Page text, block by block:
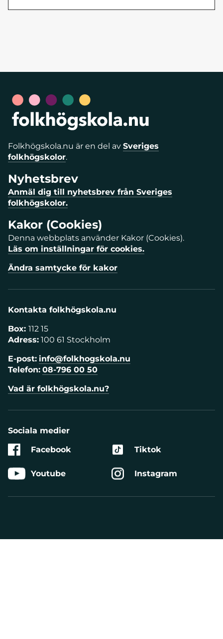
Folkhögskola.nu är en del av Sveriges
folkhögskolor.
Nyhetsbrev
Anmäl dig till nyhetsbrev från Sveriges
folkhögskolor.
Kakor (Cookies)
Denna webbplats använder Kakor (Cookies).
Läs om inställningar för cookies.
Ändra samtycke för kakor
Kontakta folkhögskola.nu
Box: 112 15
Adress: 100 61 Stockholm
E-post: info@folkhogskola.nu
Telefon: 08-796 00 50
Vad är folkhögskola.nu?
Sociala medier
Facebook
Youtube
Tiktok
Instagram